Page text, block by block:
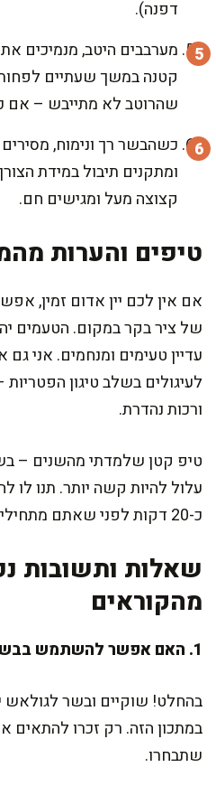
דפנה).
מערבבים היטב, מנמיכים
קטנה במשך שעתיים
שהרוטב לא מתייבש – אם
כשהבשר רך ונימוח,
ומתקנים תיבול במידת
קצוצה מעל ומגישים חם.
טיפים והערות
אם אין לכם יין אדום זמין,
של ציר בקר במקום. הטעמים
עדיין טעימים ומנחמים. אני
לעיגולים בשלב טיגון
ורכות נהדרת.
טיפ קטן שלמדתי מהשנים –
עלול להיות קשה יותר. תנו לו
כ-20 דקות לפני שאתם מתחילים לבשל, ותרגישו בהבדל!
שאלות ותשובות
מהקוראים
1. האם אפשר להשתמש בבשר אחר?
בהחלט! שוקיים ובשר לגולאש
במתכון הזה. רק זכרו להתאים
שתבחרו.